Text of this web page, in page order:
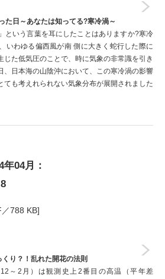
た日～あなたは知ってる?寒冷渦～
という言葉を耳にしたことはありますか?寒冷
いわゆる偏西風が南 側に大きく蛇行した際に
じた低気圧のことで、時に気象の非常識を引き
、日本海の山陰沖において、この寒冷渦の影響
ても考えれられない気象分布が展開されました
年04月：
／788 KB]
り？！乱れた開花の法則
～2月）は観測史上2番目の高温（平年差